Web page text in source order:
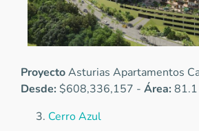
ProyectoAsturias Apartamentos
Desde: $608,336,157 - Área:81.1
Cerro Azul